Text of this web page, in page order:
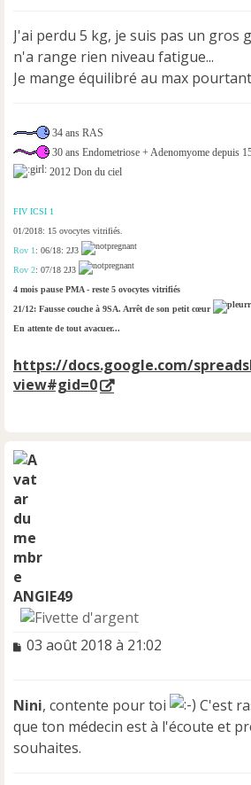
a
g
e
n
u
J'ai perdu 5 kg, je suis pas un gros
n'a range rien niveau fatigue...
Je mange équilibré au max pourtant
34 ans RAS
30 ans Endometriose + Adenomyome depuis
2012 Don du ciel
FIV ICSI 1
01/2018: 15 ovocytes vitrifiés.
Rov 1: 06/18: 2J3
Rov 2: 07/18 2J3
4 mois pause PMA - reste 5 ovocytes vitrifiés
21/12: Fausse couche à 9SA. Arrêt de son petit cœur
En attente de tout avacuer...
https://docs.google.com/
view#gid=0
ANGIE49
M
a
g
e
03 août 2018 à 21:02
Nini, contente pour toi
C'est
que ton médecin est à l'écoute et
souhaites.